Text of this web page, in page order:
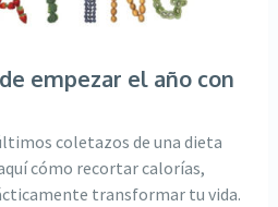
empezar el año con
coletazos de una dieta
cómo recortar calorías,
transformar tu vida.